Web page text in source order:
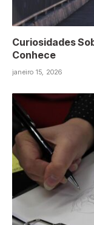
Curiosidades
Conhece
janeiro 15, 2026